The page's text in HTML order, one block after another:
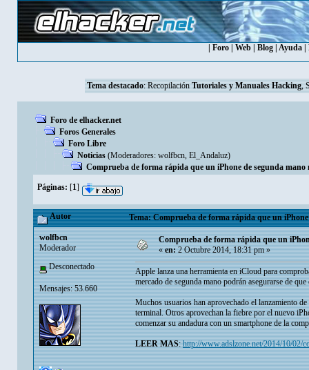
Foro Web Blog Ayuda
Tema destacado: Recopilación Tutoriales y Manuales Hacking,
Foro de elhacker.net
Foros Generales
Foro Libre
Noticias (Moderadores: wolfbcn, El_Andaluz)
Comprueba de forma rápida que un iPhone de segunda mano
Páginas: [1]
Autor Tema: Comprueba de forma rápida que un
wolfbcn
Moderador
Desconectado
Mensajes: 53.660
Comprueba de forma rápida que un
«en:2 Octubre 2014, 18:31 pm »
Apple lanza una herramienta en iCloud para
mercado de segunda mano podrán asegurarse de
Muchos usuarios han aprovechado el lanzamiento
terminal. Otros aprovechan la fiebre por el nuevo
comenzar su andadura con un smartphone de la
LEER MAS:http://www.adslzone.net/2014/10/02/